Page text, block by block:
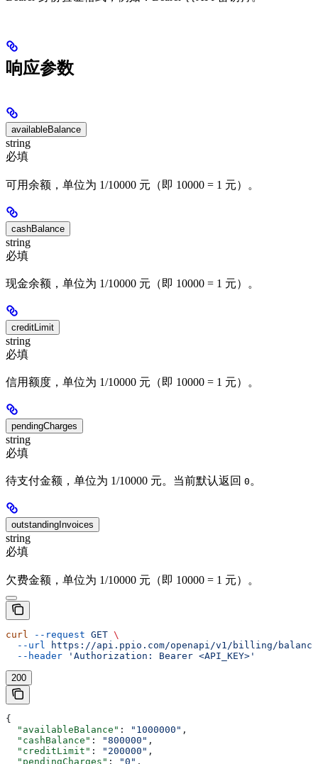
响应参数
availableBalance
string
必填
可用余额，单位为 1/10000 元（即 10000 = 1 元）。
cashBalance
string
必填
现金余额，单位为 1/10000 元（即 10000 = 1 元）。
creditLimit
string
必填
信用额度，单位为 1/10000 元（即 10000 = 1 元）。
pendingCharges
string
必填
待支付金额，单位为 1/10000 元。当前默认返回 0。
outstandingInvoices
string
必填
欠费金额，单位为 1/10000 元（即 10000 = 1 元）。
curl --request GET \
  --url
https://api.ppio.com/openapi/v1/billing/
  --header
'Authorization: Bearer <API_KEY>'
200
{
  "availableBalance"
: "1000000" ,
  "cashBalance"
: "800000" ,
  "creditLimit"
: "200000" ,
  "pendingCharges"
: "0" ,